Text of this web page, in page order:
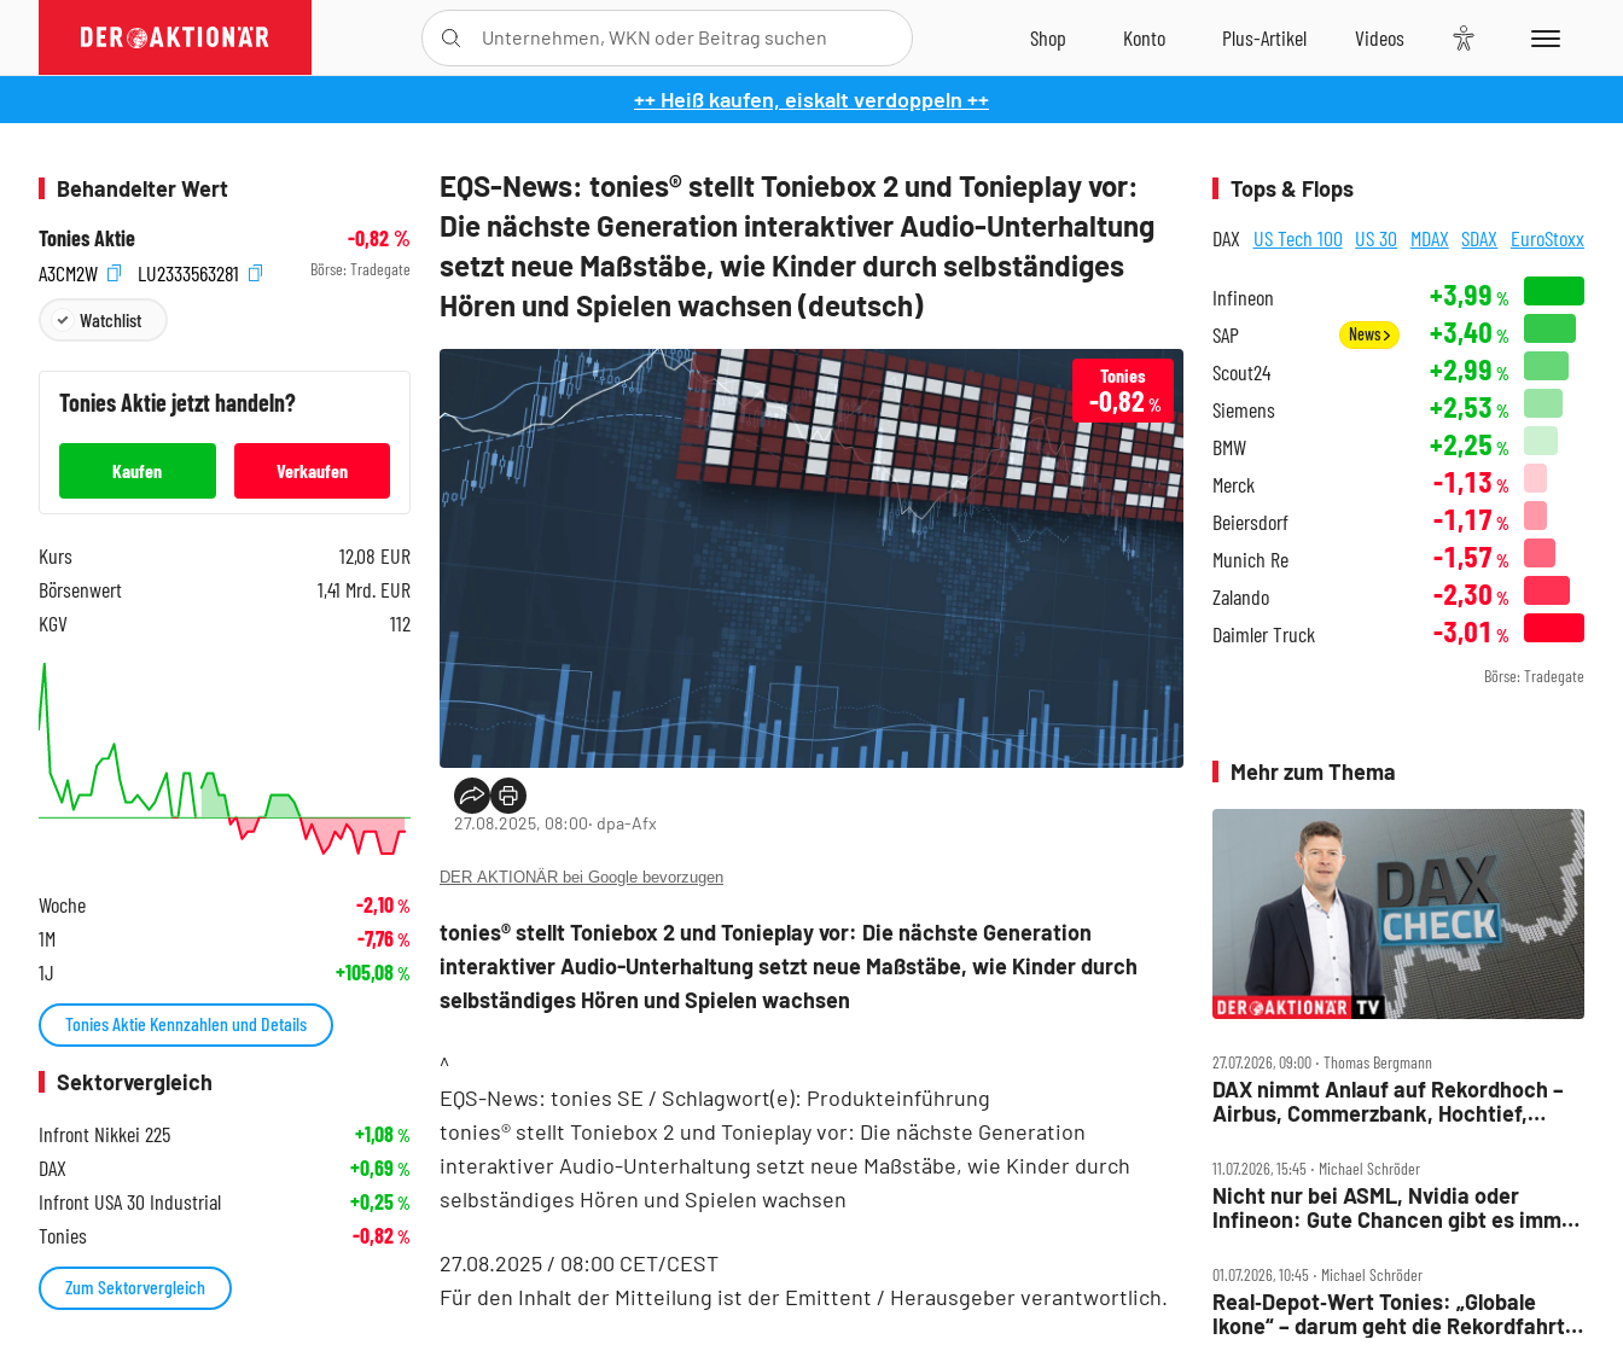
++ Heiß kaufen, eiskalt verdoppeln ++
EQS-News: tonies® stellt Toniebox 2 und Tonieplay vor:
Die nächste Generation interaktiver Audio-Unterhaltung
setzt neue Maßstäbe, wie Kinder durch selbständiges
Hören und Spielen wachsen (deutsch)
Tonies
-0,82%
27.08.2025, 08:00‧ dpa-Afx
DER AKTIONÄR bei Google bevorzugen
tonies® stellt Toniebox 2 und Tonieplay vor: Die nächste Generation
interaktiver Audio-Unterhaltung setzt neue Maßstäbe, wie Kinder durch
selbständiges Hören und Spielen wachsen
^
EQS-News: tonies SE / Schlagwort(e): Produkteinführung
tonies® stellt Toniebox 2 und Tonieplay vor: Die nächste Generation
interaktiver Audio-Unterhaltung setzt neue Maßstäbe, wie Kinder durch
selbständiges Hören und Spielen wachsen
27.08.2025 / 08:00 CET/CEST
Für den Inhalt der Mitteilung ist der Emittent / Herausgeber verantwortlich.
Behandelter Wert
Tonies Aktie
-0,82%
A3CM2W
LU2333563281 Börse: Tradegate
Watchlist
ToniesAktie jetzt handeln?
Kaufen Verkaufen
Kurs 12,08 EUR
Börsenwert
1,41 Mrd. EUR
KGV
112
Woche -2,10%
1M -7,76%
1J +105,08%
Tonies Aktie Kennzahlen und Details
Sektorvergleich
Infront Nikkei 225
+1,08%
DAX +0,69%
Infront USA 30 Industrial +0,25%
Tonies -0,82%
Zum Sektorvergleich
Tops & Flops
DAX US Tech 100 US 30 MDAX SDAX EuroStoxx
Infineon +3,99 %
SAP News +3,40 %
Scout24 +2,99 %
Siemens +2,53 %
BMW +2,25 %
Merck -1,13 %
Beiersdorf -1,17 %
Munich Re -1,57 %
Zalando -2,30 %
Daimler Truck -3,01 %
Börse: Tradegate
Mehr zum Thema
27.07.2026, 09:00 ‧ Thomas Bergmann
DAX nimmt Anlauf auf Rekordhoch –
Airbus, Commerzbank, Hochtief,
11.07.2026, 15:45 ‧ Michael Schröder
Nicht nur bei ASML, Nvidia oder
Infineon: Gute Chancen gibt es immer
01.07.2026, 10:45 ‧ Michael Schröder
Real‑Depot‑Wert Tonies: „Globale
Ikone“ – darum geht die Rekordfahrt